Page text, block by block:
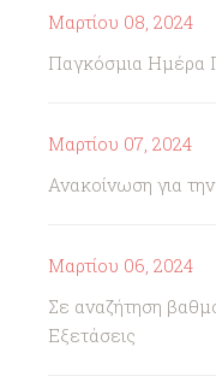
Μαρτίου 08, 2024
Παγκόσμια Ημέρα
Μαρτίου 07, 2024
Ανακοίνωση για
Μαρτίου 06, 2024
Σε αναζήτηση
Εξετάσεις